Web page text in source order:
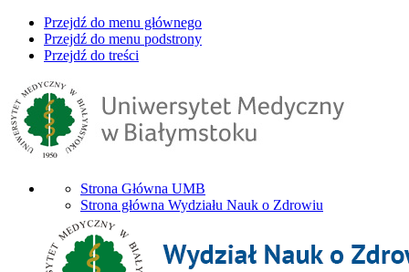
Przejdź do menu głównego
Przejdź do menu podstrony
Przejdź do treści
Strona Główna UMB
Strona główna Wydziału Nauk o Zdrowiu